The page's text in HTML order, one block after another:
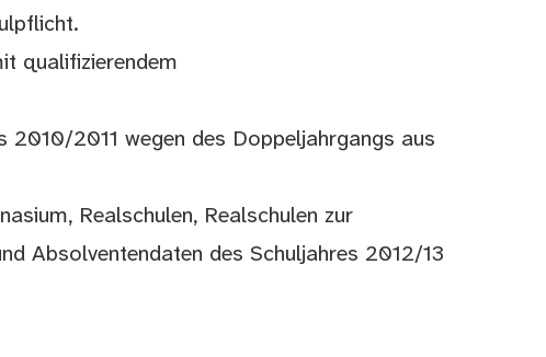
qualifizierendem
2010/2011 wegen des Doppeljahrgangs aus
Realschulen, Realschulen zur
Absolventendaten des Schuljahres 2012/13